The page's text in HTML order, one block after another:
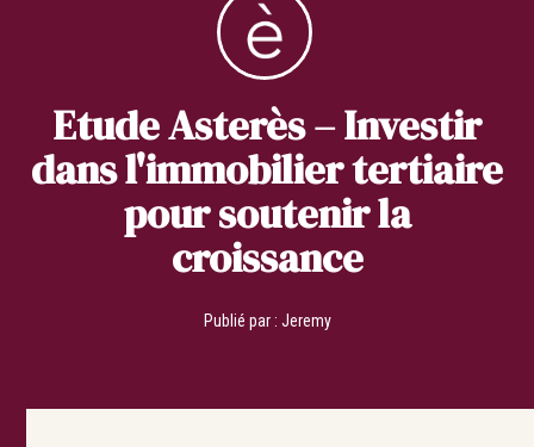
Etude Asterès – Investir
dans l'immobilier tertiaire
pour soutenir la
croissance
Publié par : Jeremy